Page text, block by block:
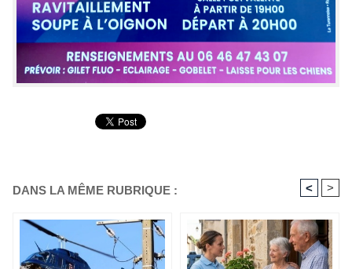
DANS LA MÊME RUBRIQUE : < >